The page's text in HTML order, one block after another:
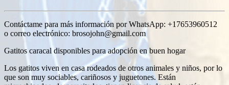
Contáctame para más información por WhatsApp: +17653960512
o correo electrónico: brosojohn@gmail.com
Gatitos caracal disponibles para adopción en buen hogar
Los gatitos viven en casa rodeados de otros animales y niños, por lo
que son muy sociables, cariñosos y juguetones. Están